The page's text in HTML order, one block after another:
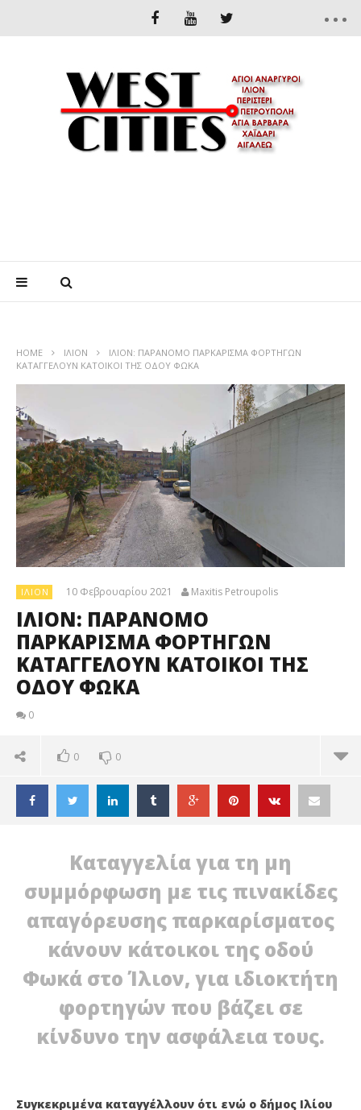
HOME ΊΛΙΟΝ
ΙΛΙΟΝ: ΠΑΡΑΝΟΜΟ ΠΑΡΚΑΡΙΣΜΑ ΦΟΡΤΗΓΩΝ
ΚΑΤΑΓΓΕΛΟΥΝ ΚΑΤΟΙΚΟΙ ΤΗΣ ΟΔΟΥ ΦΩΚΑ
ΊΛΙΟΝ 10 Φεβρουαρίου 2021 Maxitis Petroupolis
ΙΛΙΟΝ: ΠΑΡΑΝΟΜΟ
ΠΑΡΚΑΡΙΣΜΑ ΦΟΡΤΗΓΩΝ
ΚΑΤΑΓΓΕΛΟΥΝ ΚΑΤΟΙΚΟΙ ΤΗΣ
ΟΔΟΥ ΦΩΚΑ
0
0 0
ΔΙΑΒΑΖΕΤΕ ΤΩΡΑ
ΚΑΤΑΓΓΕΛΟΥΝ ΚΑΤΟΙΚΟΙ ΤΗΣ ΟΔΟΥ ΦΩΚΑ
Καταγγελία για τη μη
συμμόρφωση με τις πινακίδες
απαγόρευσης παρκαρίσματος
κάνουν κάτοικοι της οδού
Φωκά στο Ίλιον, για ιδιοκτήτη
φορτηγών που βάζει σε
κίνδυνο την ασφάλεια τους.
Συγκεκριμένα καταγγέλλουν ότι ενώ ο δήμος Ιλίου